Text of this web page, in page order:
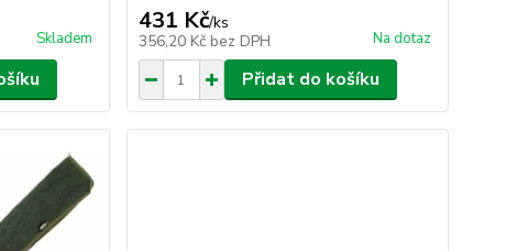
Skladem
431 Kč/ks
356,20 Kč bez DPH Na dotaz
Přidat do košíku